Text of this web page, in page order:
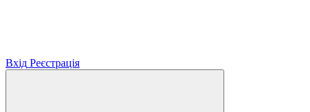
Вхід Реєстрація